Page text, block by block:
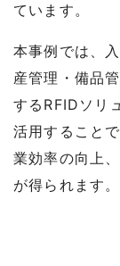
ています。
本事例では、
産管理・備品
するRFIDソリ
活用すること
業効率の向上
が得られます。